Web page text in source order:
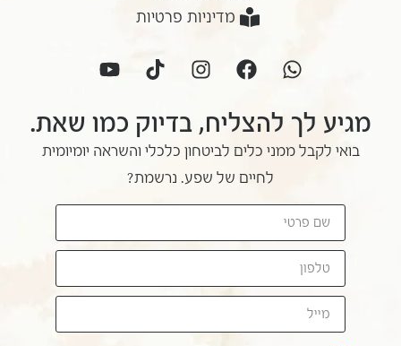
מדיניות פרטיות
מגיע לך להצליח, בדיוק כמו שאת.
בואי לקבל ממני כלים לביטחון כלכלי והשראה יומיומית
לחיים של שפע. נרשמת?